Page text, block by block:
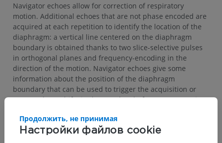
Navigator echoes allow for correction of respiratory
motion. Additional echoes that are not phase encoded are
acquired at each repetition to identify the location of the
diaphragm: a vertical line centered on the diaphragm
boundary is obtained thanks to two slice-selective pulses
in orthogonal planes and frequency-encoding in the
direction of the motion. Navigator echoes give some
information about the position of the diaphragm
boundary that can be used to trigger the acquisition or
correct phase shifts in the raw data before reconstruction
Настройки файлов cookie
Продолжить, не принимая